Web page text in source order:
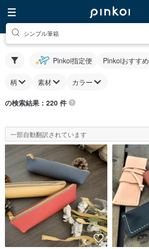
シンプル筆箱
Pinkoi指定便 Pinkoiおすすめ
柄 素材 カラー
の検索結果：220 件
一部自動翻訳されています